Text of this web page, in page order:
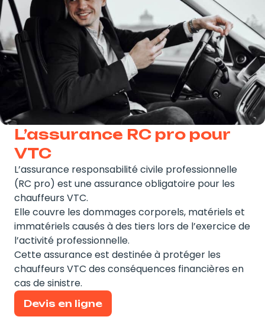
L’assurance RC pro pour
VTC
L’assurance responsabilité civile professionnelle
(RC pro) est une assurance obligatoire pour les
chauffeurs VTC.
Elle couvre les dommages corporels, matériels et
immatériels causés à des tiers lors de l’exercice de
l’activité professionnelle.
Cette assurance est destinée à protéger les
chauffeurs VTC des conséquences financières en
cas de sinistre.
Devis en ligne